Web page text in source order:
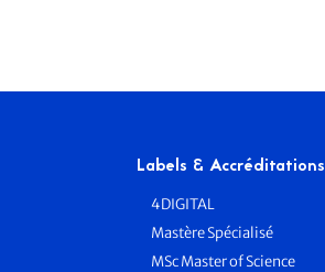
Labels & Accréditations
4DIGITAL
Mastère Spécialisé
MSc Master of Science